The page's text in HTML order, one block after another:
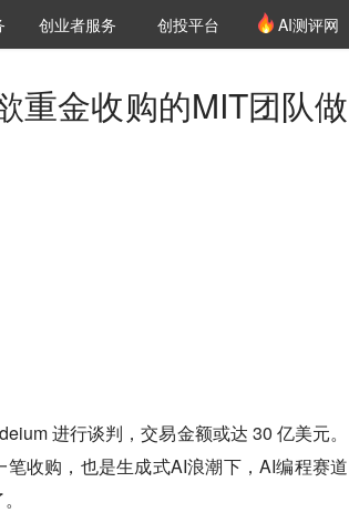
库
介
创投氪堂
创业者服务 创投平台 AI测评网
重金收购的MIT团队做
进行谈判，交易金额或达 30 亿美元。
收购，也是生成式AI浪潮下，AI编程赛道